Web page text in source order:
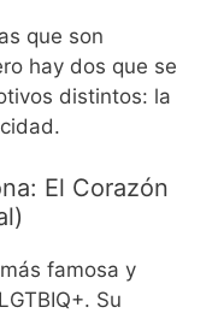
que son
hay dos que se
distintos: la
El Corazón
famosa y
Su